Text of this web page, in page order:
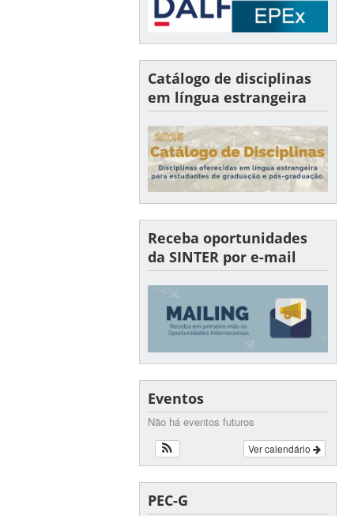
Catálogo de disciplinas
em língua estrangeira
Receba oportunidades
da SINTER por e-mail
Eventos
Não há eventos futuros
Ver calendário
PEC-G